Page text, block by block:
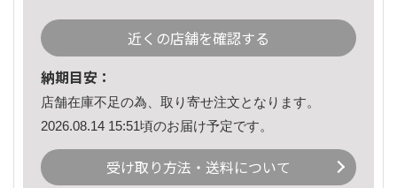
近くの店舗を確認する
納期目安：
店舗在庫不足の為、取り寄せ注文となります。
2026.08.14 15:51頃のお届け予定です。
受け取り方法・送料について